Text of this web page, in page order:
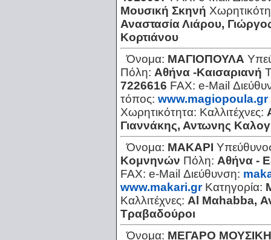
Μουσική Σκηνή
Αναστασία Λιάρου,
Κορτιάνου
Όνομα: ΜΑΓΙΟΠΟΥΛΑ
Πόλη: Αθήνα -Καισαριανή
7226616 FAX: e-Mail
τόπος: www.magiopoula.gr
Χωρητικότητα: Καλλιτέχνες:
Γιαννάκης, Αντωνης
Όνομα: ΜΑΚΑΡΙ
Κομνηνών Πόλη: Αθήνα -
FAX: e-Mail Διεύθυνση:
www.makari.gr Κατηγορία:
Καλλιτέχνες: Al Mαhabba,
Τραβαδούροι
Όνομα: ΜΕΓΑΡΟ